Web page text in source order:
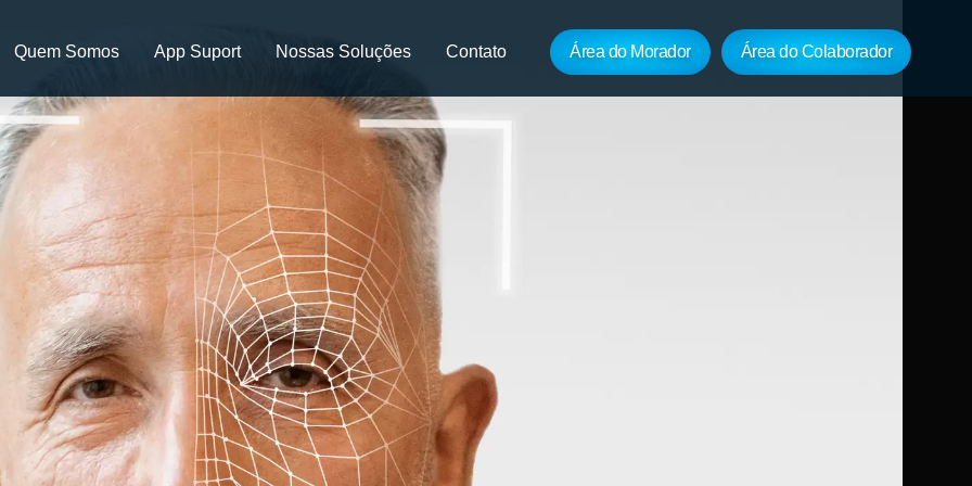
Quem Somos App Suport Nossas Soluções Contato Área do Morador Área do Colaborador